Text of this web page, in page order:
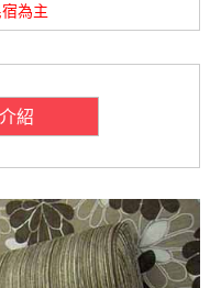
為主
紹